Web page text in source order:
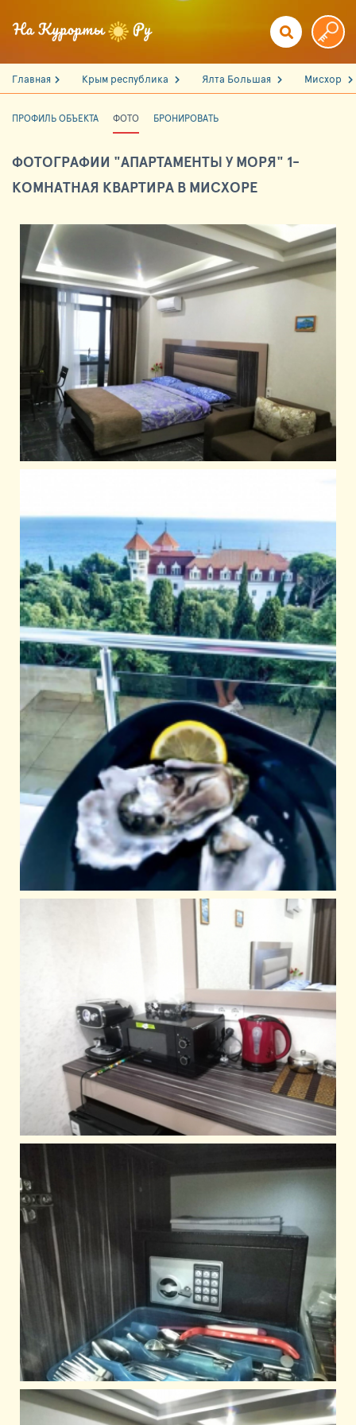
Главная Крым республика Ялта Большая Мисхор
ПРОФИЛЬ ОБЪЕКТА ФОТО БРОНИРОВАТЬ
ФОТОГРАФИИ "АПАРТАМЕНТЫ У МОРЯ" 1-
КОМНАТНАЯ КВАРТИРА В МИСХОРЕ